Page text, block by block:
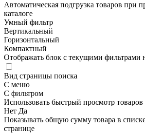
Автоматическая подгрузка товаров при
каталоге
Умный фильтр
Вертикальный
Горизонтальный
Компактный
Отображать блок с текущими фильтрами
Вид страницы поиска
С меню
С фильтром
Использовать быстрый просмотр товаров
Нет Да
Показывать общую сумму товара в
странице